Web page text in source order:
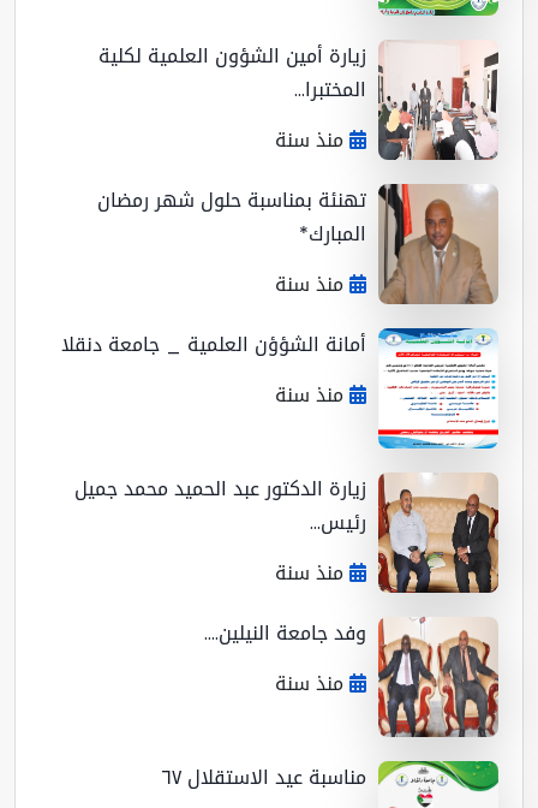
زيارة أمين الشؤون العلمية لكلية
المختبرا...
منذ سنة
تهنئة بمناسبة حلول شهر رمضان
المبارك*
منذ سنة
أمانة الشؤؤن العلمية _ جامعة دنقلا
منذ سنة
زيارة الدكتور عبد الحميد محمد جميل
رئيس...
منذ سنة
وفد جامعة النيلين....
منذ سنة
مناسبة عيد الاستقلال ٦٧